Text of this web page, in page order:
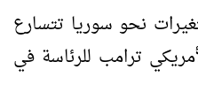
نحو سوريا تتسارع
ترامب للرئاسة في